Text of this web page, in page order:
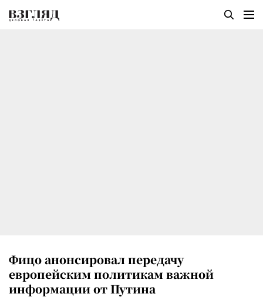
Фицо анонсировал передачу
европейским политикам важной
информации от Путина